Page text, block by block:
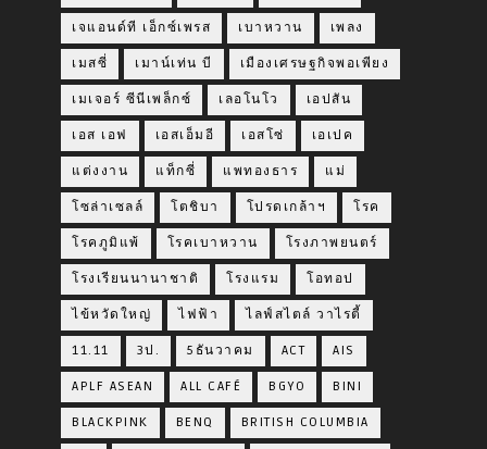
เจแอนด์ที เอ็กซ์เพรส เบาหวาน เพลง
เมสซี่ เมาน์เท่น บี เมืองเศรษฐกิจพอเพียง
เมเจอร์ ซีนีเพล็กซ์ เลอโนโว เอปสัน
เอส เอฟ เอสเอ็มอี เอสโซ่ เอเปค
แต่งงาน แท็กซี่ แพทองธาร แม่
โซล่าเซลล์ โตชิบา โปรดเกล้าฯ โรค
โรคภูมิแพ้ โรคเบาหวาน โรงภาพยนตร์
โรงเรียนนานาชาติ โรงแรม โอทอป
ไข้หวัดใหญ่ ไฟฟ้า ไลฟ์สไตล์ วาไรตี้
11.11 3ป. 5ธันวาคม ACT AIS
APLF ASEAN ALL CAFÉ BGYO BINI
BLACKPINK BENQ BRITISH COLUMBIA